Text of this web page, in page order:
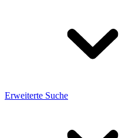
Erweiterte Suche